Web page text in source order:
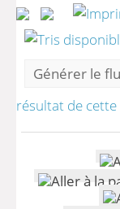
Générer le
résultat de